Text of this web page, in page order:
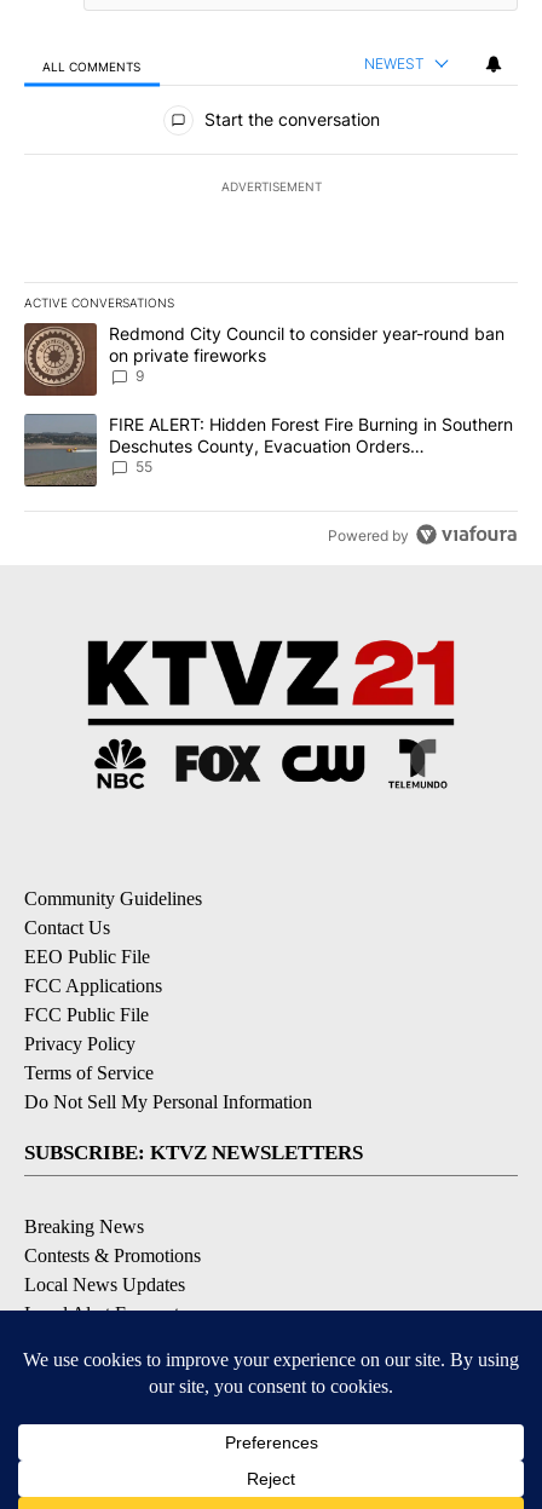
ALL COMMENTS NEWEST
All Comments
Start the conversation
ADVERTISEMENT
ACTIVE CONVERSATIONS
The following is a list of the most commented articles in the last
A trending article titled "Redmond City Council to consider
Redmond City Council to consider year-round ban
on private fireworks
9
A trending article titled "FIRE ALERT: Hidden Forest Fire
FIRE ALERT: Hidden Forest Fire Burning in Southern
Deschutes County, Evacuation Orders
Implemented
55
Powered by
Community Guidelines
Contact Us
EEO Public File
FCC Applications
FCC Public File
Privacy Policy
Terms of Service
Do Not Sell My Personal Information
SUBSCRIBE: KTVZ NEWSLETTERS
Breaking News
Contests & Promotions
Local News Updates
Local Alert Forecast
DOWNLOAD: KTVZ APPS